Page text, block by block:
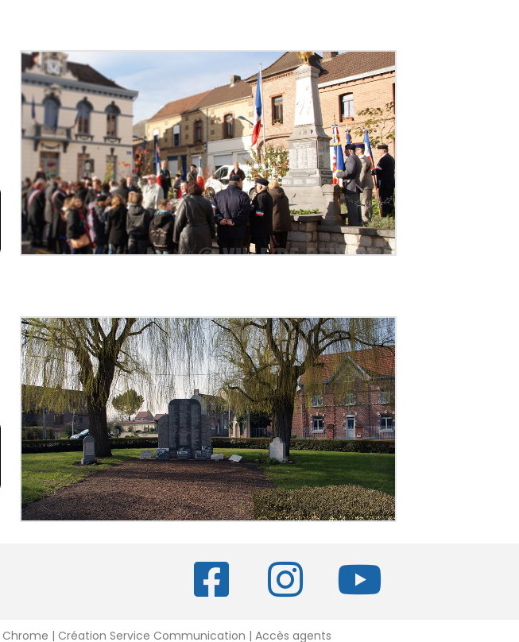
| Création Service Communication | Accès agents